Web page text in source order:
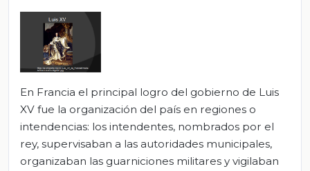
En Francia el principal logro del gobierno de Luis
XV fue la organización del país en regiones o
intendencias: los intendentes, nombrados por el
rey, supervisaban a las autoridades municipales,
organizaban las guarniciones militares y vigilaban